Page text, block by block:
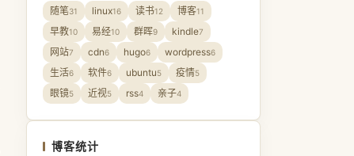
随笔31 linux16 读书12 博客11
早教10 易经10 群晖9 kindle7
网站7 cdn6 hugo6 wordpress6
生活6 软件6 ubuntu5 疫情5
眼镜5 近视5 rss4 亲子4
博客统计